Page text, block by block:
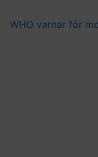
WHO varnar för